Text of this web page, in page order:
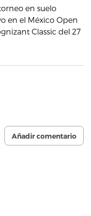
en suelo
en el México Open
Classic del 27
Añadir comentario